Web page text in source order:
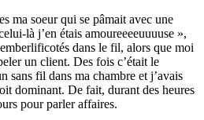
ma soeur qui se pâmait avec une
là j’en étais amoureeeeuuuuse »,
dans le fil, alors que moi
un client. Des fois c’était le
sans fil dans ma chambre et j’avais
dominant. De fait, durant des heures
pour parler affaires.